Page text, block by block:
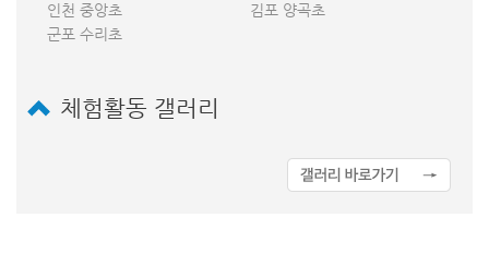
인천 중앙초
김포 양곡초
군포 수리초
체험활동 갤러리